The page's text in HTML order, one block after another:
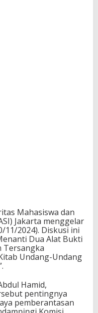
Mahasiswa dan
Jakarta menggelar
11/2024). Diskusi ini
Dua Alat Bukti
Tersangka
Undang-Undang
Hamid,
pentingnya
pemberantasan